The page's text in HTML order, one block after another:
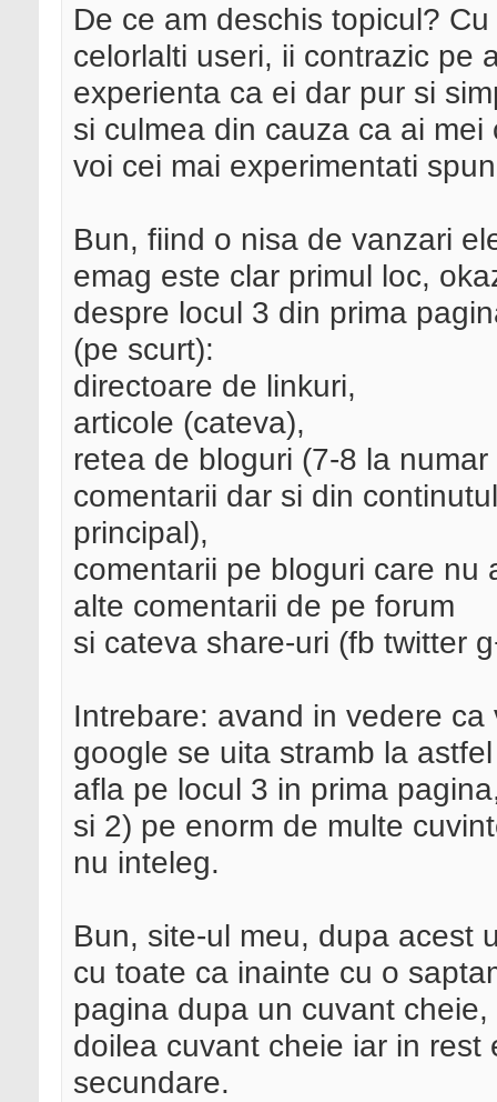
De ce am deschis topicul?
celorlalti useri, ii contrazic pe
experienta ca ei dar pur si
si culmea din cauza ca ai
voi cei mai experimentati
Bun, fiind o nisa de vanzari
emag este clar primul loc,
despre locul 3 din prima
(pe scurt):
directoare de linkuri,
articole (cateva),
retea de bloguri (7-8 la
comentarii dar si din
principal),
comentarii pe bloguri care nu
alte comentarii de pe forum
si cateva share-uri (fb twitter
Intrebare: avand in vedere
google se uita stramb la
afla pe locul 3 in prima
si 2) pe enorm de multe
nu inteleg.
Bun, site-ul meu, dupa acest
cu toate ca inainte cu o
pagina dupa un cuvant
doilea cuvant cheie iar in
secundare.